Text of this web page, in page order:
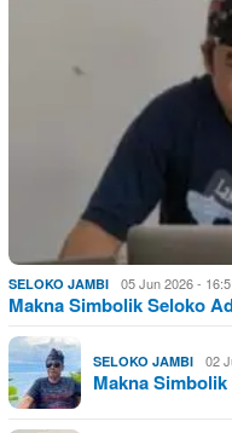
SELOKO JAMBI 05 Jun 2026 -
Makna Simbolik Seloko
SELOKO JAMBI 02
Makna